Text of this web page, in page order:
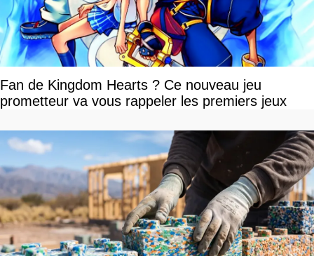
Fan de Kingdom Hearts ? Ce nouveau jeu
prometteur va vous rappeler les premiers jeux